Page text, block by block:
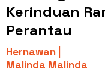
Kerinduan
Perantau
Hernawan |
Malinda Malinda